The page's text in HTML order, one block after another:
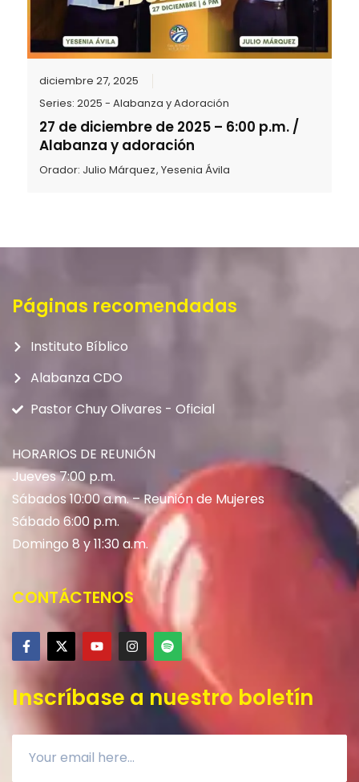
diciembre 27, 2025
Series:2025 - Alabanza y Adoración
27 de diciembre de 2025 – 6:00 p.m. /
Alabanza y adoración
Orador: Julio Márquez,Yesenia Ávila
Páginas recomendadas
Instituto Bíblico
Alabanza CDO
Pastor Chuy Olivares - Oficial
HORARIOS DE REUNIÓN
Jueves 7:00 p.m.
Sábados 10:00 a.m. – Reunión de Mujeres
Sábado 6:00 p.m.
Domingo 8 y 11:30 a.m.
CONTÁCTENOS
Inscríbase a nuestro boletín